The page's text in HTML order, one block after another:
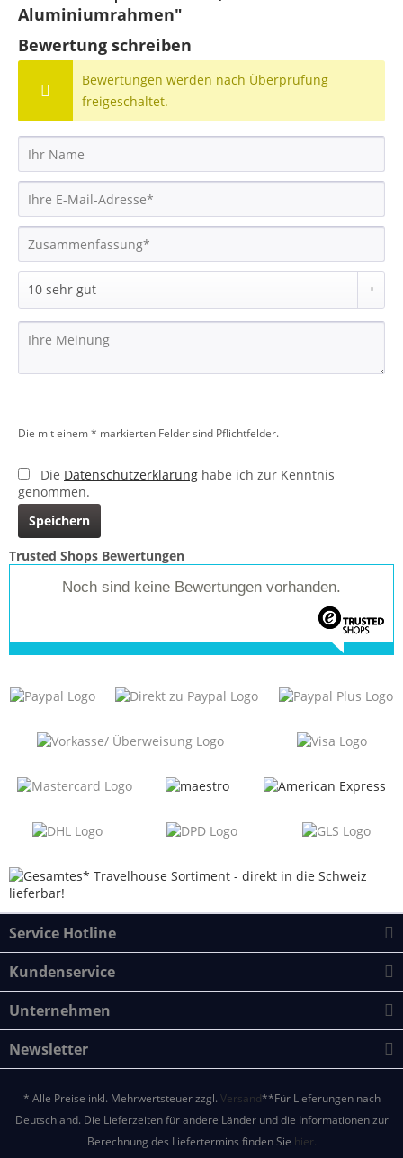
Aluminiumrahmen"
Bewertung schreiben
Bewertungen werden nach Überprüfung
freigeschaltet.
Die mit einem * markierten Felder sind Pflichtfelder.
Die Datenschutzerklärung habe ich zur Kenntnis
genommen.
Speichern
Trusted Shops Bewertungen
Noch sind keine Bewertungen vorhanden.
Service Hotline
Kundenservice
Unternehmen
Newsletter
* Alle Preise inkl. Mehrwertsteuer zzgl. Versand**Für Lieferungen nach
Deutschland. Die Lieferzeiten für andere Länder und die Informationen zur
Berechnung des Liefertermins finden Sie hier.